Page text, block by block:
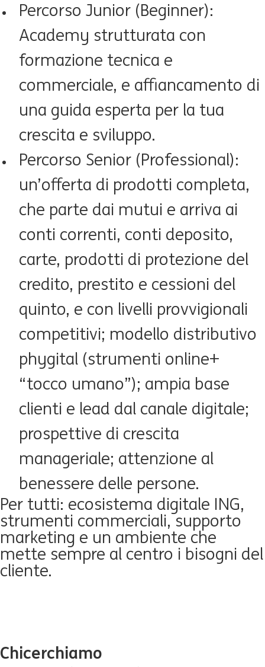
Percorso Junior (Beginner):
Academy strutturata con
formazione tecnica e
commerciale, e affiancamento di
una guida esperta per la tua
crescita e sviluppo.
Percorso Senior (Professional):
un’offerta di prodotti completa,
che parte dai mutui e arriva ai
conti correnti, conti deposito,
carte, prodotti di protezione del
credito, prestito e cessioni del
quinto, e con livelli provvigionali
competitivi; modello distributivo
phygital (strumenti online+
“tocco umano”); ampia base
clienti e lead dal canale digitale;
prospettive di crescita
manageriale; attenzione al
benessere delle persone.
Per tutti: ecosistema digitale ING,
strumenti commerciali, supporto
marketing e un ambiente che
mette sempre al centro i bisogni del
cliente.
Chicerchiamo